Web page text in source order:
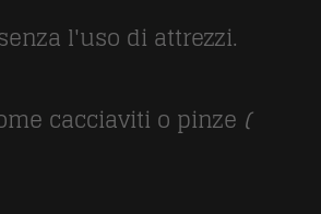
l'uso di attrezzi.
cacciaviti o pinze (